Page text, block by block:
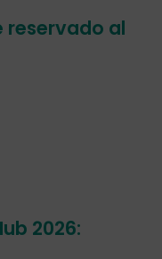
reservado al
2026: